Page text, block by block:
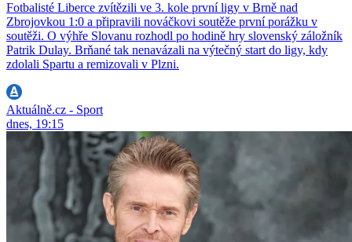
Fotbalisté Liberce zvítězili ve 3. kole první ligy v Brně nad
Zbrojovkou 1:0 a připravili nováčkovi soutěže první porážku v
soutěži. O výhře Slovanu rozhodl po hodině hry slovenský záložník
Patrik Dulay. Brňané tak nenavázali na výtečný start do ligy, kdy
zdolali Spartu a remizovali v Plzni.
Aktuálně.cz - Sport
dnes, 19:15